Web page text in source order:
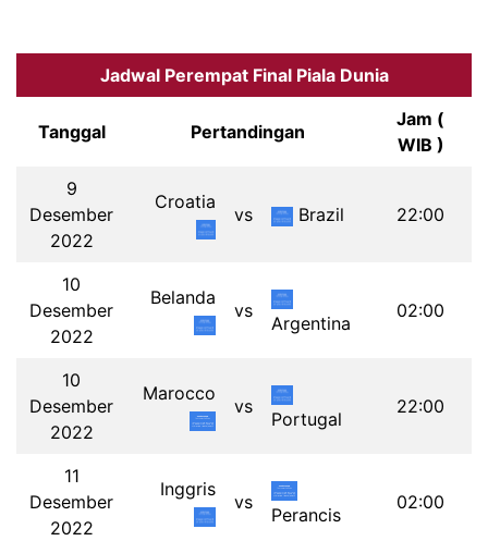
Jadwal Perempat Final Piala Dunia
Tanggal Pertandingan
Jam (
WIB )
9
Desember
2022
Croatia
vs Brazil 22:00
10
Desember
2022
Belanda
vs
Argentina
02:00
10
Desember
2022
Marocco
vs
Portugal
22:00
11
Desember
2022
Inggris
vs
Perancis
02:00